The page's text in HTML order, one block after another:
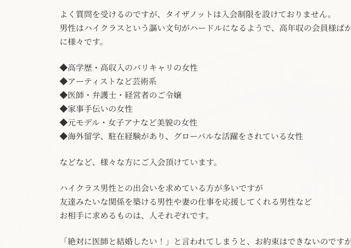
よく質問を受けるのですが、タイザノットは入会制限を設けておりません。
男性はハイクラスという謳い文句がハードルになるようで、高年収の会員様ば
に様々です。
◆高学歴・高収入のバリキャリの女性
◆アーティストなど芸術系
◆医師・弁護士・経営者のご令嬢
◆家事手伝いの女性
◆元モデル・女子アナなど美貌の女性
◆海外留学、駐在経験があり、グローバルな活躍をされている女性
などなど、様々な方にご入会頂けています。
ハイクラス男性との出会いを求めている方が多いですが
友達みたいな関係を築ける男性や妻の仕事を応援してくれる男性など
お相手に求めるものは、人それぞれです。
「絶対に医師と結婚したい！」と言われてしまうと、お約束はできないのです